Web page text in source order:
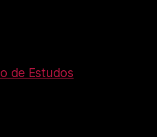
de Estudos